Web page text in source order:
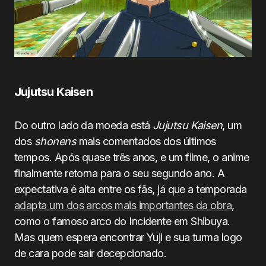
Jujutsu Kaisen
Do outro lado da moeda está Jujutsu Kaisen, um
dos shonensmais comentados dos últimos
tempos. Após quase três anos, e um filme, o anime
finalmente retorna para o seu segundo ano. A
expectativa é alta entre os fãs, já que a temporada
adapta um dos arcos mais importantes da obra,
como o famoso arco do Incidente em Shibuya.
Mas quem espera encontrar Yuji e sua turma logo
de cara pode sair decepcionado.